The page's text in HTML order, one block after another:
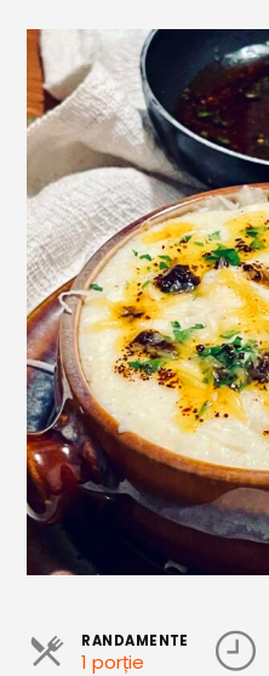
Băuturi reci
Cocktail-uri
Smoothies
Ceva Dulce
Biscuiți, Bomboane și
Fursecuri
Brioșe și Checuri
Budinci, Jeleuri și Sufleuri
Cheesecake
Cozonaci
Deserturi Sănătoase
Plăcinte, Tarte și Rulade
Conserve
RANDAMENTE
1 porție